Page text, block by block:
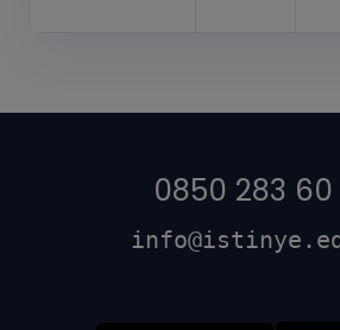
0850 283